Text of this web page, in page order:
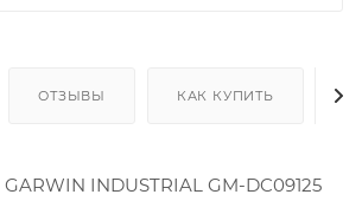
ОТЗЫВЫ КАК КУПИТЬ
INDUSTRIAL GM-DC09125